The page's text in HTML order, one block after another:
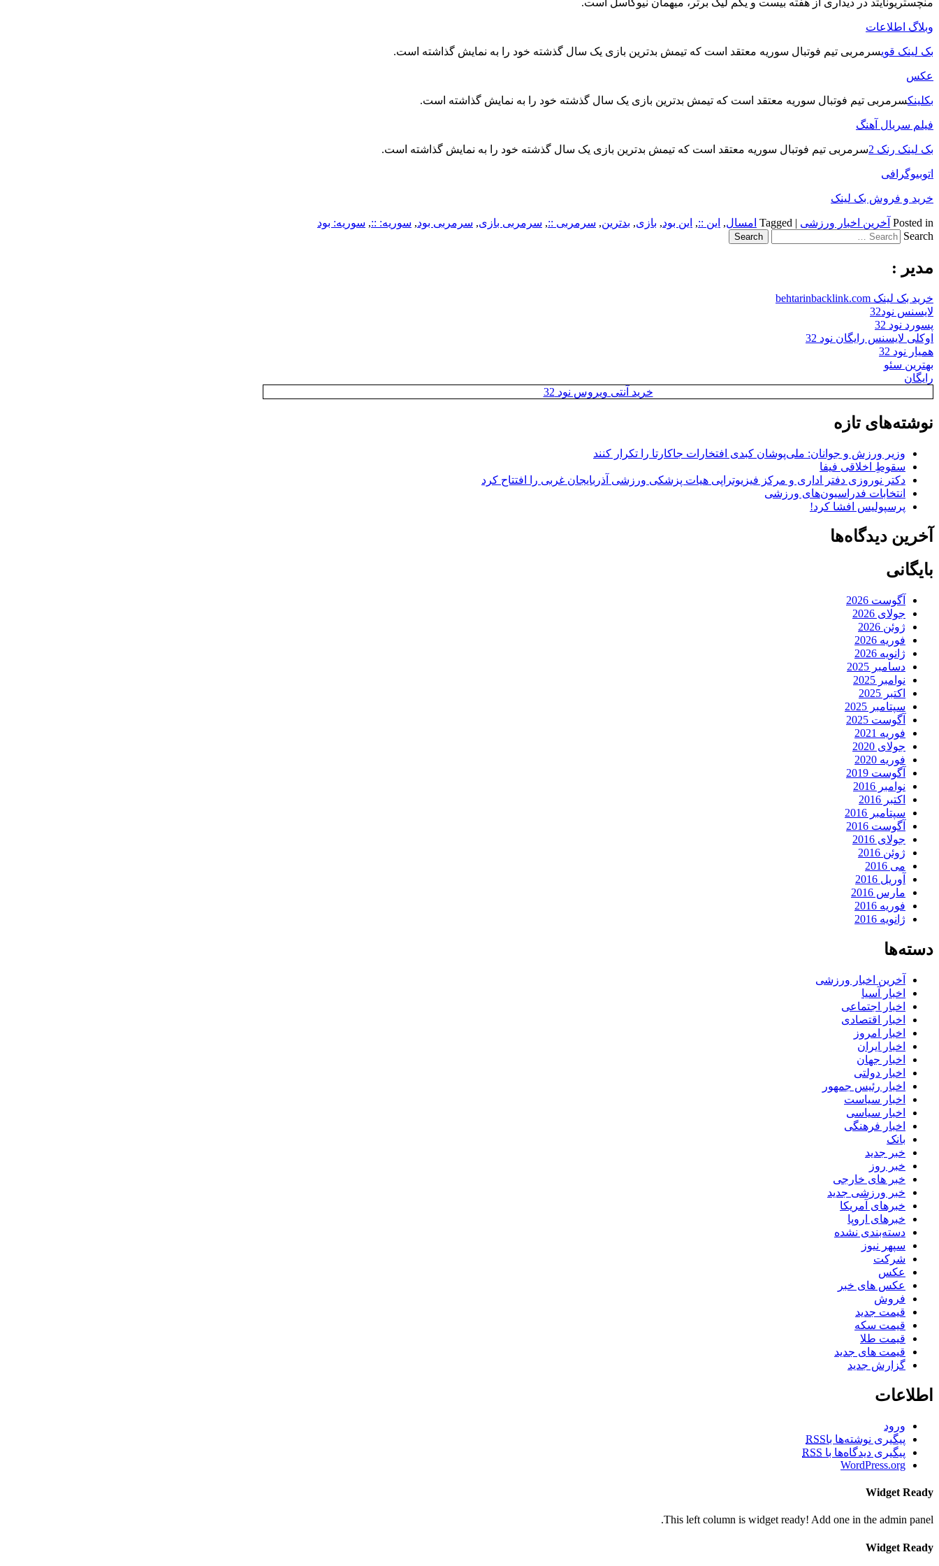
منچستریونایتد در دیداری از هفته بیست و یکم لیگ برتر، میهمان نیوکاسل است.‏
وبلاگ اطلاعات
بک لینک قویسرمربی تیم فوتبال سوریه معتقد است که تیمش بدترین بازی یک سال گذشته خود را به نمایش گذاشته است.
عکس
بکلینکسرمربی تیم فوتبال سوریه معتقد است که تیمش بدترین بازی یک سال گذشته خود را به نمایش گذاشته است.
فیلم سریال آهنگ
بک لینک رنک 2 سرمربی تیم فوتبال سوریه معتقد است که تیمش بدترین بازی یک سال گذشته خود را به نمایش گذاشته است.
اتوبیوگرافی
خرید و فروش بک لینک
Posted in آخرین اخبار ورزشی |
Tagged امسال, این ::, این بود, بازی, بدترین, سرمربی ::, سرمربی بازی, سرمربی بود, سوریه: ::, سوریه: بود
Search
مدیر :
خرید بک لینک behtarinbacklink.com
لایسنس نود32
پسورد نود 32
اوکلی لایسنس رایگان نود 32
همیار نود 32
بهترین سئو
رایگان
خرید آنتی ویروس نود 32
نوشته‌های تازه
وزیر ورزش و جوانان: ملی‌پوشان کبدی افتخارات جاکارتا را تکرار کنند
سقوطِ اخلاقی فیفا
دکتر نوروزی دفتر اداری و مرکز فیزیوتراپی هیات پزشکی ورزشی آذربایجان غربی را افتتاح کرد
انتخابات فدراسیون‌های ورزشی
پرسپولیس افشا کرد!
آخرین دیدگاه‌ها
بایگانی
آگوست 2026
جولای 2026
ژوئن 2026
فوریه 2026
ژانویه 2026
دسامبر 2025
نوامبر 2025
اکتبر 2025
سپتامبر 2025
آگوست 2025
فوریه 2021
جولای 2020
فوریه 2020
آگوست 2019
نوامبر 2016
اکتبر 2016
سپتامبر 2016
آگوست 2016
جولای 2016
ژوئن 2016
می 2016
آوریل 2016
مارس 2016
فوریه 2016
ژانویه 2016
دسته‌ها
آخرین اخبار ورزشی
اخبار آسیا
اخبار اجتماعی
اخبار اقتصادی
اخبار امروز
اخبار ایران
اخبار جهان
اخبار دولتی
اخبار رئیس جمهور
اخبار سیاست
اخبار سیاسی
اخبار فرهنگی
بانک
خبر جدید
خبر روز
خبر های خارجی
خبر ورزشی جدید
خبرهای آمریکا
خبرهای اروپا
دسته‌بندی نشده
سپهر نیوز
شرکت
عکس
عکس های خبر
فروش
قیمت جدید
قیمت سکه
قیمت طلا
قیمت های جدید
گزارش جدید
اطلاعات
ورود
پیگیری نوشته‌ها باRSS
پیگیری دیدگاه‌ها با RSS
WordPress.org
Widget Ready
This left column is widget ready! Add one in the admin panel.
Widget Ready